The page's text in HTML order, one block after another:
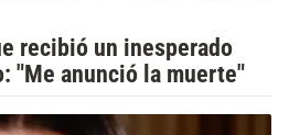
recibió un inesperado
"Me anunció la muerte"